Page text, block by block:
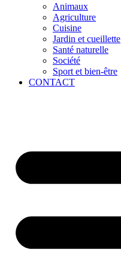
Animaux
Agriculture
Cuisine
Jardin et cueillette
Santé naturelle
Société
Sport et bien-être
CONTACT